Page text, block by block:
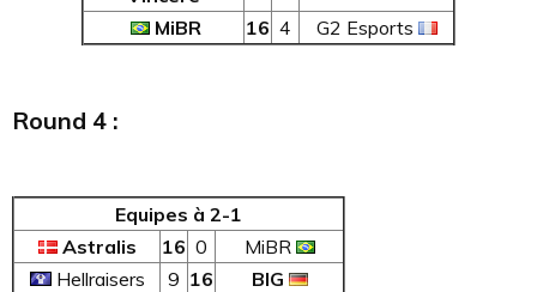
MiBR
16 4 G2 Esports
Round 4 :
Equipes à 2-1
Astralis
16 0
MiBR
Hellraisers
9 16
BIG